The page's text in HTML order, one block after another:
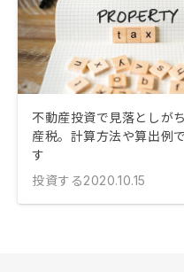
不動産投資で見落としが
産税。計算方法や算出例
す
投資する2020.10.15